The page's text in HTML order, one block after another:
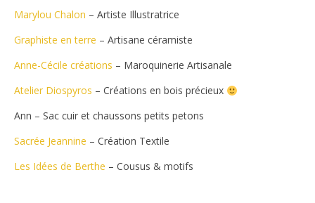
Marylou Chalon – Artiste Illustratrice
Graphiste en terre – Artisane céramiste
Anne-Cécile créations – Maroquinerie Artisanale
Atelier Diospyros – Créations en bois précieux
Ann – Sac cuir et chaussons petits petons
Sacrée Jeannine – Création Textile
Les Idées de Berthe – Cousus & motifs